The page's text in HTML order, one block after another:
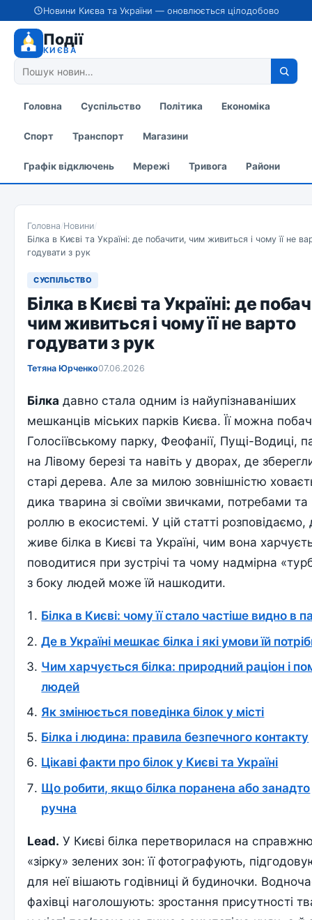
Новини Києва та України — оновлюється цілодобово
Події
КИЄВА
Головна Суспільство Політика Економіка
Спорт Транспорт Магазини
Графік відключень Мережі Тривога Райони
Головна/Новини/
Білка в Києві та Україні: де побачити, чим живиться і чому її не
годувати з рук
СУСПІЛЬСТВО
Білка в Києві та Україні: де
чим живиться і чому її не варто
годувати з рук
Тетяна Юрченко07.06.2026
Білка давно стала одним із найупізнаваніших
мешканців міських парків Києва. Її можна
Голосіївському парку, Феофанії, Пущі-Водиці,
на Лівому березі та навіть у дворах, де
старі дерева. Але за милою зовнішністю
дика тварина зі своїми звичками, потребами та
роллю в екосистемі. У цій статті розповідаємо,
живе білка в Києві та Україні, чим вона
поводитися при зустрічі та чому надмірна
з боку людей може їй нашкодити.
Білка в Києві: чому її стало частіше видно в
Де в Україні мешкає білка і які умови їй
Чим харчується білка: природний раціон і
людей
Як змінюється поведінка білок у місті
Білка і людина: правила безпечного контакту
Цікаві факти про білок у Києві та Україні
Що робити, якщо білка поранена або занадто
ручна
Lead. У Києві білка перетворилася на
«зірку» зелених зон: її фотографують,
для неї вішають годівниці й будиночки.
фахівці наголошують: зростання присутності